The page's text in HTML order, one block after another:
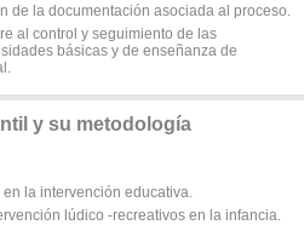
de la documentación asociada al proceso.
al control y seguimiento de las
básicas y de enseñanza de
y su metodología
la intervención educativa.
lúdico -recreativos en la infancia.